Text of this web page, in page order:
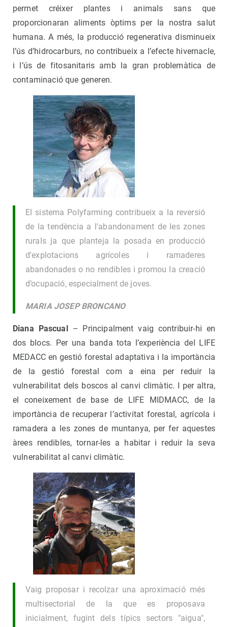
permet créixer plantes i animals sans que
proporcionaran aliments òptims per la nostra salut
humana. A més, la producció regenerativa disminueix
l’ús d’hidrocarburs, no contribueix a l’efecte hivernacle,
i l’ús de fitosanitaris amb la gran problemàtica de
contaminació que generen.
El sistema Polyfarming contribueix a la reversió
de la tendència a l'abandonament de les zones
rurals ja que planteja la posada en producció
d'explotacions agrícoles i ramaderes
abandonades o no rendibles i promou la creació
d’ocupació, especialment de joves.
MARIA JOSEP BRONCANO
Diana Pascual – Principalment vaig contribuir-hi en
dos blocs. Per una banda tota l’experiència del LIFE
MEDACC en gestió forestal adaptativa i la importància
de la gestió forestal com a eina per reduir la
vulnerabilitat dels boscos al canvi climàtic. I per altra,
el coneixement de base de LIFE MIDMACC, de la
importància de recuperar l’activitat forestal, agrícola i
ramadera a les zones de muntanya, per fer aquestes
àrees rendibles, tornar-les a habitar i reduir la seva
vulnerabilitat al canvi climàtic.
Vaig proposar i recolzar una aproximació més
multisectorial de la que es proposava
inicialment, fugint dels típics sectors "aigua",